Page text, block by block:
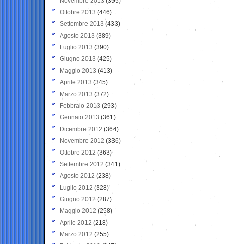
Ottobre 2013 (446)
Settembre 2013 (433)
Agosto 2013 (389)
Luglio 2013 (390)
Giugno 2013 (425)
Maggio 2013 (413)
Aprile 2013 (345)
Marzo 2013 (372)
Febbraio 2013 (293)
Gennaio 2013 (361)
Dicembre 2012 (364)
Novembre 2012 (336)
Ottobre 2012 (363)
Settembre 2012 (341)
Agosto 2012 (238)
Luglio 2012 (328)
Giugno 2012 (287)
Maggio 2012 (258)
Aprile 2012 (218)
Marzo 2012 (255)